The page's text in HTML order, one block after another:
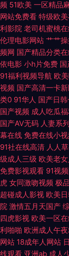
超清有码 91精品视
欧美午夜成人色片 天
碰神马精品 黑丝瘙
草莓视频18 国产精品
黑丝 超碰人人骑 国
月丁香福利影院 中文
Z0Z0 日韩欧美八 亚
情趣网 人妻操操 天
豆专区 人人摸超碰 婷
大全 久草本成人网
频 51欧美 一区精品
网站免费看 特级欧
利影院 老司机蜜桃
伦理电影网站 艹艹
频网 国产精品分类
依电影 小h片免费
91福利视频导航 欧
视频 国产高清一卡
类0 91华人 国产日
国产视频 成人吃瓜
国产AV无码 人妻系列
幕在线 免费在线小
91社在线高清 人人
级成人三级 欧美老
免费影视观看 91视
虎 女同激吻视频 极
超碰成人影视 欧美
院 激情五月天国产
四虎影视 欧美一区
利啪啪 欧洲成人午
网站 18成年人网站
线观看 亚洲ab 成人